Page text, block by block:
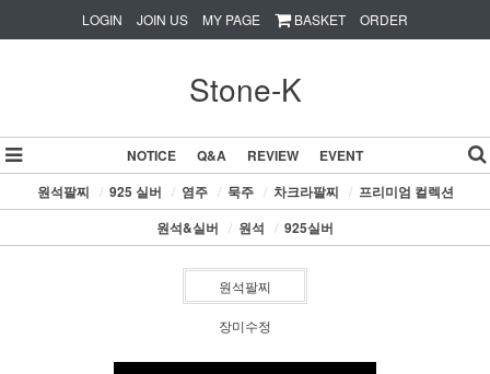
LOGIN JOIN US MY PAGE BASKET ORDER
Stone-K
NOTICE Q&A REVIEW
EVENT
원석팔찌 / 925 실버 / 염주 / 묵주 / 차크라팔찌 / 프리미엄 컬렉션
원석&실버 / 원석 / 925실버
원석팔찌
장미수정